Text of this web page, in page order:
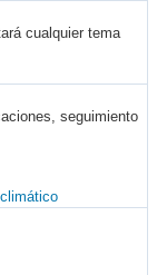
cualquier tema
seguimiento